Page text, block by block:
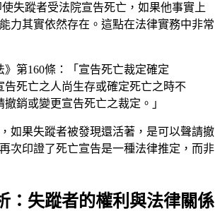
失蹤者受法院宣告死亡，如果他事實上
力其實依然存在。這點在法律實務中非常
》第160條：「宣告死亡裁定確定
告死亡之人尚生存或確定死亡之時不
撤銷或變更宣告死亡之裁定。」
如果失蹤者被發現還活著，是可以聲請撤
次印證了死亡宣告是一種法律推定，而非
：失蹤者的權利與法律關係